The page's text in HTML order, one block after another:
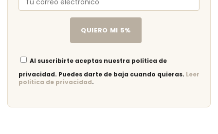
QUIERO MI 5%
Al suscribirte aceptas nuestra politica de
privacidad. Puedes darte de baja cuando quieras. Leer
politica de privacidad.